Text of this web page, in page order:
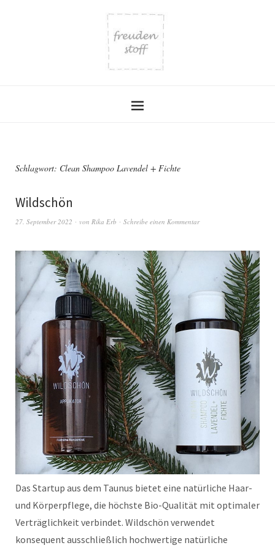
Schlagwort: Clean Shampoo Lavendel + Fichte
Wildschön
27. September 2022 von Rika Erb Schreibe einen Kommentar
Das Startup aus dem Taunus bietet eine natürliche Haar-
und Körperpflege, die höchste Bio-Qualität mit optimaler
Verträglichkeit verbindet. Wildschön verwendet
konsequent ausschließlich hochwertige natürliche